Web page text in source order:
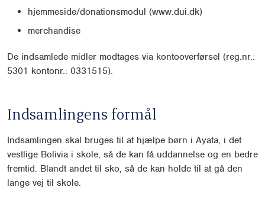
hjemmeside/donationsmodul (www.dui.dk)
merchandise
De indsamlede midler modtages via kontooverførsel (reg.nr.:
5301 kontonr.: 0331515).
Indsamlingens formål
Indsamlingen skal bruges til at hjælpe børn i Ayata, i det
vestlige Bolivia i skole, så de kan få uddannelse og en bedre
fremtid. Blandt andet til sko, så de kan holde til at gå den
lange vej til skole.